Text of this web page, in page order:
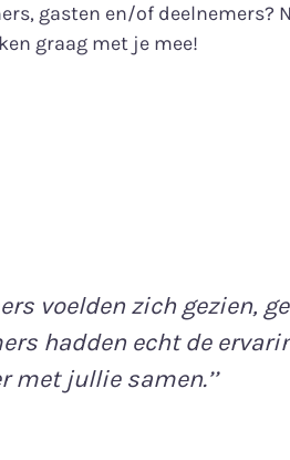
gasten en/of deelnemers?
graag met je mee!
voelden zich gezien,
hadden echt de
met jullie samen.’’